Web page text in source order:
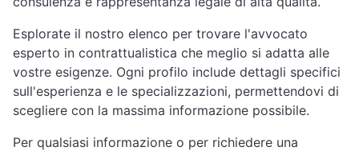
Esplorate il nostro elenco per trovare l'avvocato
esperto in contrattualistica che meglio si adatta alle
vostre esigenze. Ogni profilo include dettagli specifici
sull'esperienza e le specializzazioni, permettendovi di
scegliere con la massima informazione possibile.
Per qualsiasi informazione o per richiedere una